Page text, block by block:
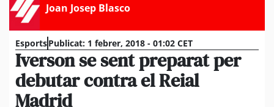
Joan Josep Blasco
EsportsPublicat: 1 febrer, 2018 - 01:02 CET
Iverson se sent preparat per
debutar contra el Reial
Madrid